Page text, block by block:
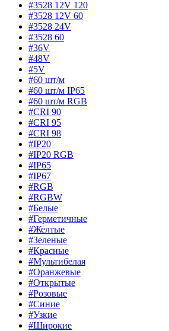
#3528 12V 120
#3528 12V 60
#3528 24V
#3528 60
#36V
#48V
#5V
#60 шт/м
#60 шт/м IP65
#60 шт/м RGB
#CRI 90
#CRI 95
#CRI 98
#IP20
#IP20 RGB
#IP65
#IP67
#RGB
#RGBW
#Белые
#Герметичные
#Желтые
#Зеленые
#Красные
#Мультибелая
#Оранжевые
#Открытые
#Розовые
#Синие
#Узкие
#Широкие